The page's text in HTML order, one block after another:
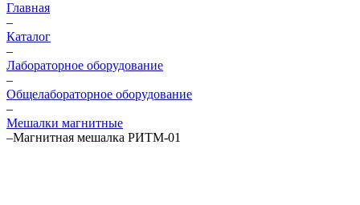
Главная
–
Каталог
–
Лабораторное оборудование
–
Общелабораторное оборудование
–
Мешалки магнитные
–Магнитная мешалка РИТМ-01